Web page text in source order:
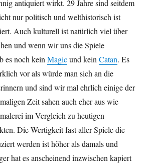
antiquiert wirkt. 29 Jahre sind seitdem
nur politisch und welthistorisch ist
Auch kulturell ist natürlich viel über
und wenn wir uns die Spiele
es noch keinMagicund keinCatan. Es
vor als würde man sich an die
und sind wir mal ehrlich einige der
Zeit sahen auch eher aus wie
im Vergleich zu heutigen
Die Wertigkeit fast aller Spiele die
werden ist höher als damals und
hat es anscheinend inzwischen kapiert